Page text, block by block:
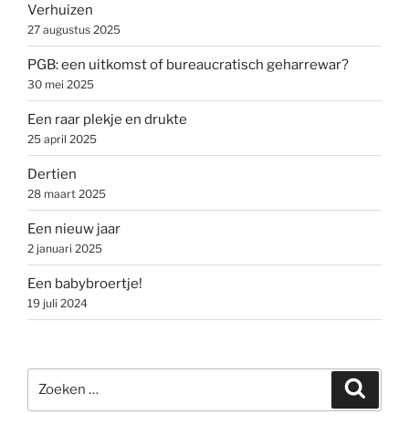
Verhuizen
27 augustus 2025
PGB: een uitkomst of bureaucratisch geharrewar?
30 mei 2025
Een raar plekje en drukte
25 april 2025
Dertien
28 maart 2025
Een nieuw jaar
2 januari 2025
Een babybroertje!
19 juli 2024
naar: